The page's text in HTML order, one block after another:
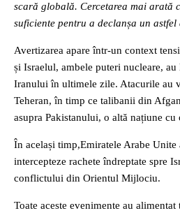
scară globală. Cercetarea mai arată
suficiente pentru a declanșa un astfel
Avertizarea apare într-un context
și Israelul, ambele puteri nucleare, au
Iranului în ultimele zile. Atacurile au
Teheran, în timp ce talibanii din
asupra Pakistanului, o altă națiune cu
În același timp,Emiratele Arabe Unite
intercepteze rachete îndreptate spre
conflictului din Orientul Mijlociu.
Toate aceste evenimente au